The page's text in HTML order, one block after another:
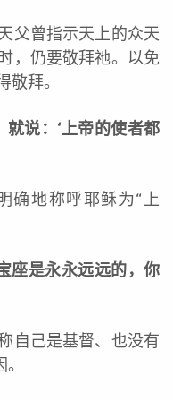
父曾指示天上的众天
，仍要敬拜祂。以免
拜。
说：‘上帝的使者都
确地称呼耶稣为“上
座是永永远远的，你
自己是基督、也没有